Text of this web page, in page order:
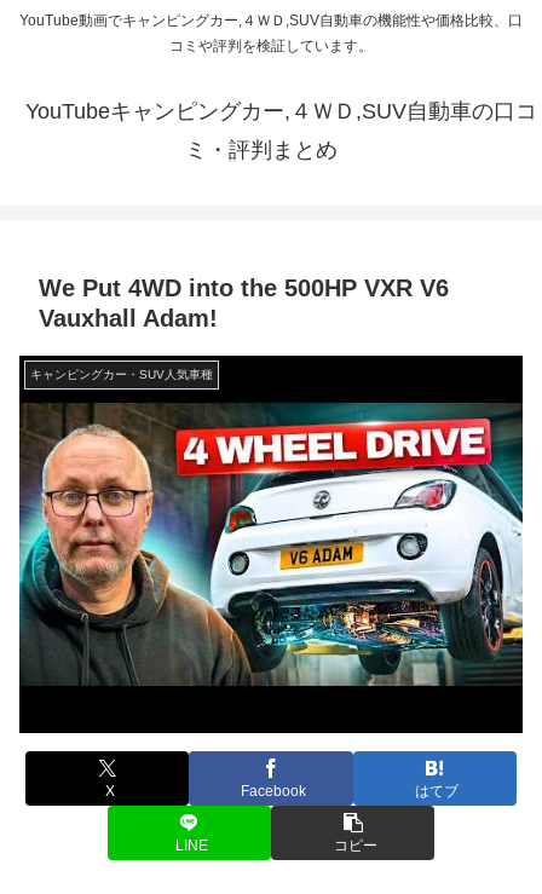
YouTube動画でキャンピングカー,４ＷＤ,SUV自動車の機能性や価格比較、口
コミや評判を検証しています。
YouTubeキャンピングカー,４ＷＤ,SUV自動車の口コ
ミ・評判まとめ
We Put 4WD into the 500HP VXR V6
Vauxhall Adam!
キャンピングカー・SUV人気車種
X Facebook はてブ
LINE コピー